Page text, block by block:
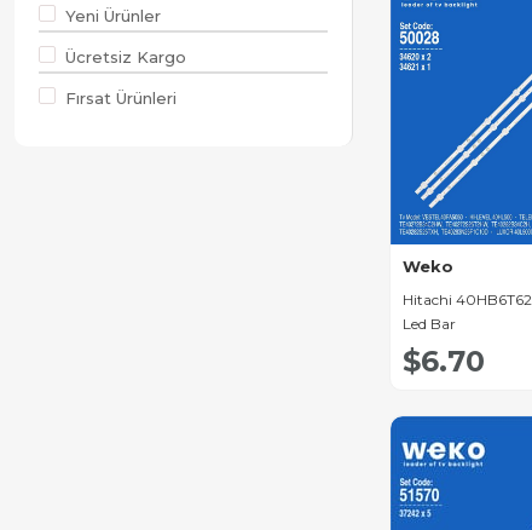
Beko Led Bar
Saba Led Bar
Sharp Led Bar
Yeni Ürünler
Ücretsiz Kargo
Fırsat Ürünleri
Weko
Hitachi
Led Bar
$6.70